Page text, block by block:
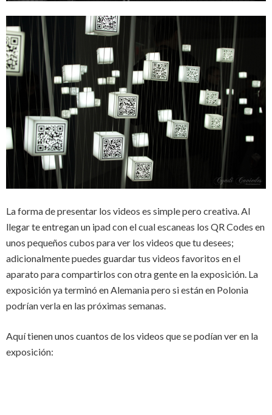
La forma de presentar los videos es simple pero creativa. Al
llegar te entregan un ipad con el cual escaneas los QR Codes en
unos pequeños cubos para ver los videos que tu desees;
adicionalmente puedes guardar tus videos favoritos en el
aparato para compartirlos con otra gente en la exposición. La
exposición ya terminó en Alemania pero si están en Polonia
podrían verla en las próximas semanas.
Aquí tienen unos cuantos de los videos que se podían ver en la
exposición: